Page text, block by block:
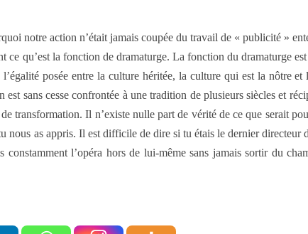
notre action n’était jamais coupée du travail de « publicité »
ce qu’est la fonction de dramaturge. La fonction du dramaturge
posée entre la culture héritée, la culture qui est la nôtre
sans cesse confrontée à une tradition de plusieurs siècles et
transformation. Il n’existe nulle part de vérité de ce que serait
nous as appris. Il est difficile de dire si tu étais le dernier directeur
l’opéra hors de lui-même sans jamais sortir du